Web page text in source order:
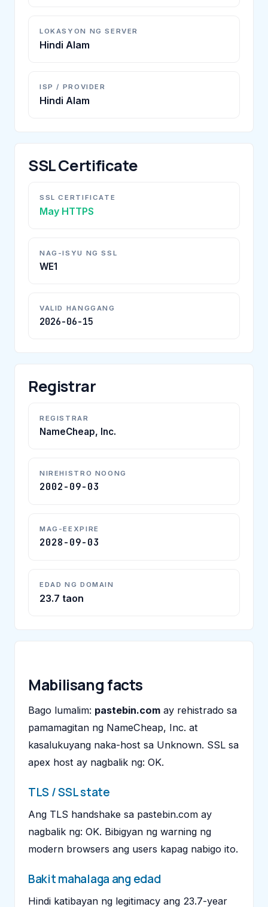
LOKASYON NG SERVER
Hindi Alam
ISP / PROVIDER
Hindi Alam
SSL Certificate
SSL CERTIFICATE
May HTTPS
NAG-ISYU NG SSL
WE1
VALID HANGGANG
2026-06-15
Registrar
REGISTRAR
NameCheap, Inc.
NIREHISTRO NOONG
2002-09-03
MAG-EEXPIRE
2028-09-03
EDAD NG DOMAIN
23.7 taon
Mabilisang facts
Bago lumalim: pastebin.com ay rehistrado sa
pamamagitan ng NameCheap, Inc. at
kasalukuyang naka-host sa Unknown. SSL sa
apex host ay nagbalik ng: OK.
TLS / SSL state
Ang TLS handshake sa pastebin.com ay
nagbalik ng: OK. Bibigyan ng warning ng
modern browsers ang users kapag nabigo ito.
Bakit mahalaga ang edad
Hindi katibayan ng legitimacy ang 23.7-year